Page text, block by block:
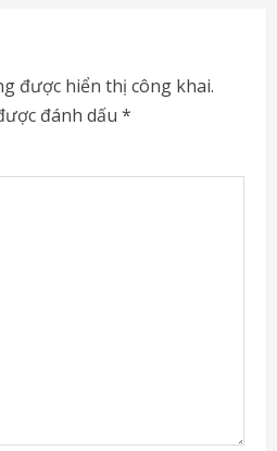
được hiển thị công khai.
đánh dấu *